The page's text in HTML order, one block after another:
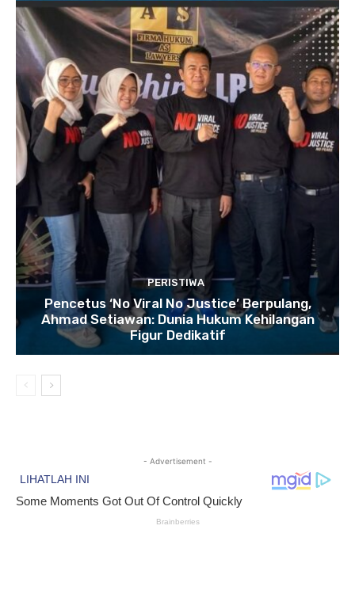
PERISTIWA
Pencetus ‘No Viral No Justice’ Berpulang,
Ahmad Setiawan: Dunia Hukum Kehilangan
Figur Dedikatif
- Advertisement -